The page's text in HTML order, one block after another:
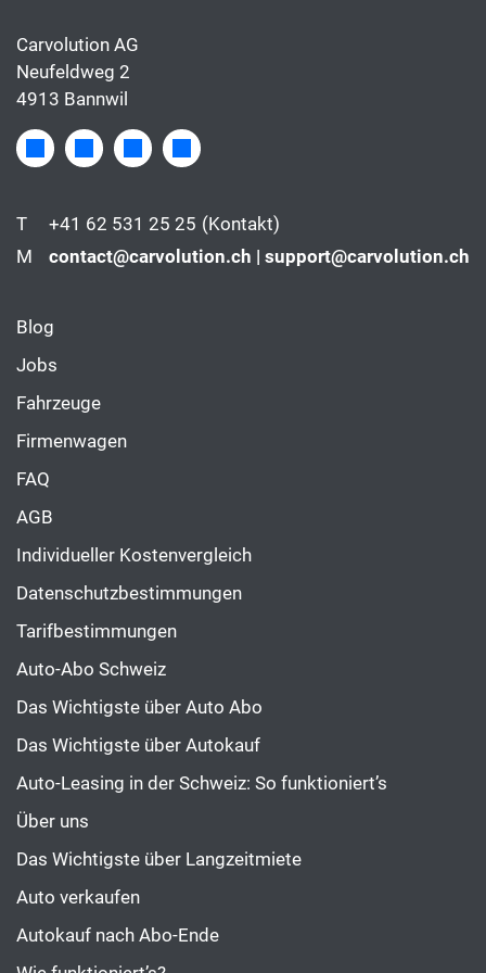
Carvolution AG
Neufeldweg 2
4913 Bannwil
T +41 62 531 25 25 (Kontakt)
M
contact@carvolution.ch | support@carvolution.ch
Blog
Jobs
Fahrzeuge
Firmenwagen
FAQ
AGB
Individueller Kostenvergleich
Datenschutzbestimmungen
Tarifbestimmungen
Auto-Abo Schweiz
Das Wichtigste über Auto Abo
Das Wichtigste über Autokauf
Auto-Leasing in der Schweiz: So funktioniert’s
Über uns
Das Wichtigste über Langzeitmiete
Auto verkaufen
Autokauf nach Abo-Ende